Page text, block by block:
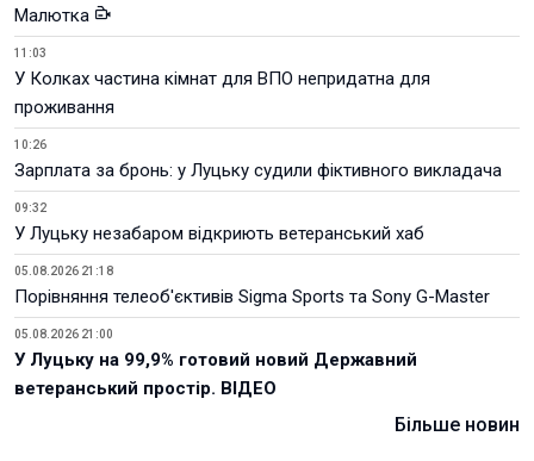
Малютка
11:03
У Колках частина кімнат для ВПО непридатна для
проживання
10:26
Зарплата за бронь: у Луцьку судили фіктивного викладача
09:32
У Луцьку незабаром відкриють ветеранський хаб
05.08.2026 21:18
Порівняння телеоб'єктивів Sigma Sports та Sony G-Master
05.08.2026 21:00
У Луцьку на 99,9% готовий новий Державний
ветеранський простір. ВІДЕО
Більше новин